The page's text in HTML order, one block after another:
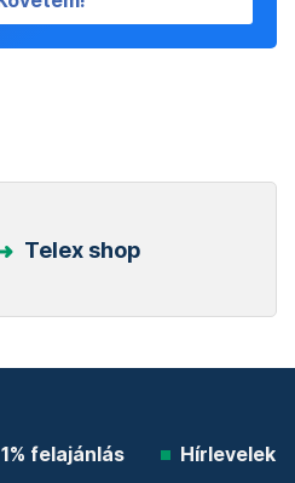
Telex shop
felajánlás Hírlevelek